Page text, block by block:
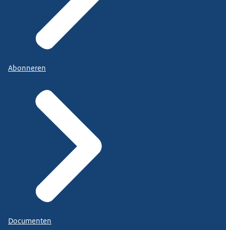
Abonneren
Documenten